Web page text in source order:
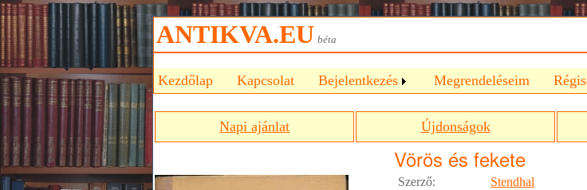
ANTIKVA.EU béta
Kezdőlap Kapcsolat Bejelentkezés Megrendeléseim
Napi ajánlat Újdonságok
Vörös és fekete
Szerző:
Stendhal